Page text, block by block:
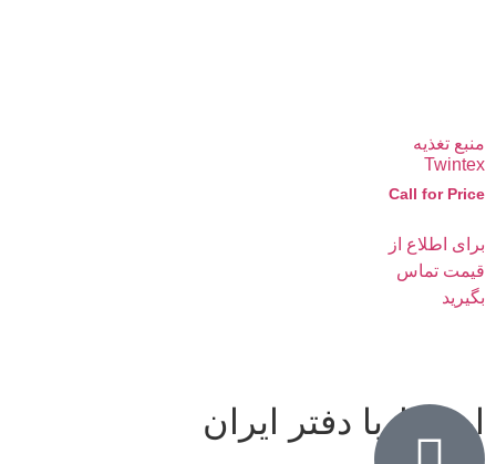
منبع تغذیه
Twintex
Call for Price
برای اطلاع از
قیمت تماس
بگیرید
ارتباط با دفتر ایران